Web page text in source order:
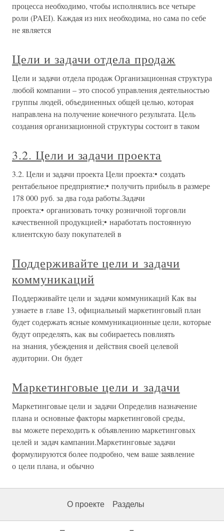
процесса необходимо, чтобы исполнялись все четыре
роли (PAEI). Каждая из них необходима, но сама по себе
не является
Цели и задачи отдела продаж
Цели и задачи отдела продаж Организационная структура
любой компании – это способ управления деятельностью
группы людей, объединенных общей целью, которая
направлена на получение конечного результата. Цель
создания организационной структуры состоит в таком
3.2. Цели и задачи проекта
3.2. Цели и задачи проекта Цели проекта:• создать
рентабельное предприятие;• получить прибыль в размере
178 000 руб. за два года работы.Задачи
проекта:• организовать точку розничной торговли
качественной продукцией;• наработать постоянную
клиентскую базу покупателей в
Поддерживайте цели и задачи
коммуникаций
Поддерживайте цели и задачи коммуникаций Как вы
узнаете в главе 13, официальный маркетинговый план
будет содержать ясные коммуникационные цели, которые
будут определять, как вы собираетесь повлиять
на знания, убеждения и действия своей целевой
аудитории. Он будет
Маркетинговые цели и задачи
Маркетинговые цели и задачи Определив назначение
плана и основные факторы маркетинговой среды,
вы можете переходить к объявлению маркетинговых
целей и задач кампании.Маркетинговые задачи
формулируются более подробно, чем ваше заявление
о цели плана, и обычно
О проекте Разделы